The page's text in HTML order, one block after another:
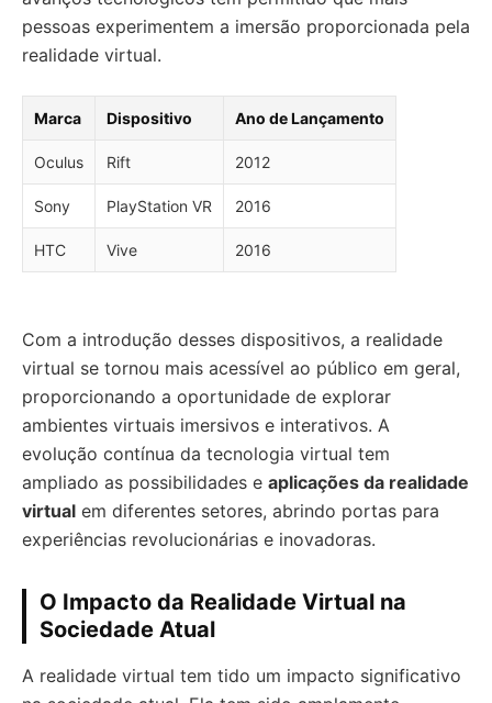
pessoas experimentem a imersão proporcionada pela
realidade virtual.
Marca Dispositivo Ano de Lançamento
Oculus Rift 2012
Sony PlayStation VR 2016
HTC Vive 2016
Com a introdução desses dispositivos, a realidade
virtual se tornou mais acessível ao público em geral,
proporcionando a oportunidade de explorar
ambientes virtuais imersivos e interativos. A
evolução contínua da tecnologia virtual tem
ampliado as possibilidades e aplicações da realidade
virtual em diferentes setores, abrindo portas para
experiências revolucionárias e inovadoras.
O Impacto da Realidade Virtual na
Sociedade Atual
A realidade virtual tem tido um impacto significativo